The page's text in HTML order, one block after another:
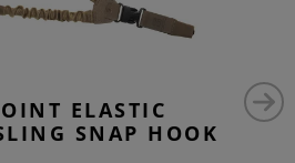
ELASTIC
SNAP HOOK